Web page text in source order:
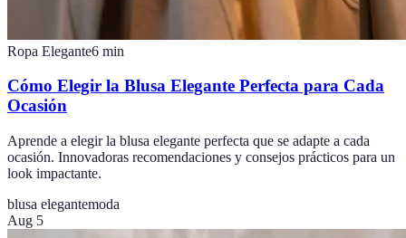
Ropa Elegante6 min
Cómo Elegir la Blusa Elegante Perfecta para Cada
Ocasión
Aprende a elegir la blusa elegante perfecta que se adapte a cada
ocasión. Innovadoras recomendaciones y consejos prácticos para un
look impactante.
blusa elegantemoda
Aug 5